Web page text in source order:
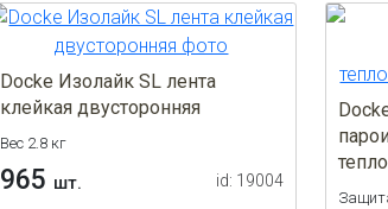
Docke Изолайк SL лента
клейкая двусторонняя
Вес 2.8 кг
965 шт. id: 19004